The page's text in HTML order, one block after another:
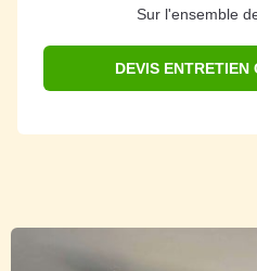
Sur l'ensemble
DEVIS ENTRETIEN